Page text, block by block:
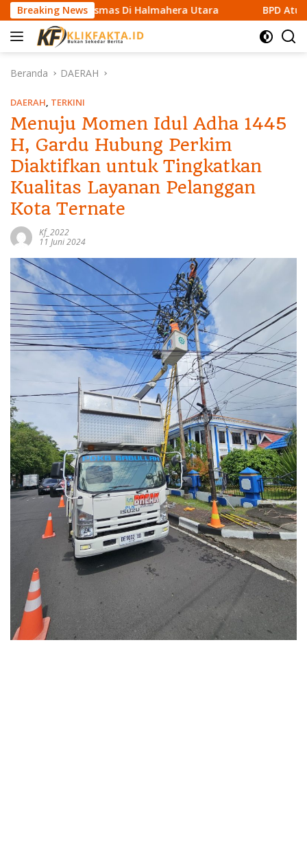
a
Breaking NewsDi Halmahera Utara BPD Atubul Dol
Beranda DAERAH
DAERAH, TERKINI
Menuju Momen Idul Adha 1445
H, Gardu Hubung Perkim
Diaktifkan untuk Tingkatkan
Kualitas Layanan Pelanggan
Kota Ternate
Kf_2022
11 Juni 2024